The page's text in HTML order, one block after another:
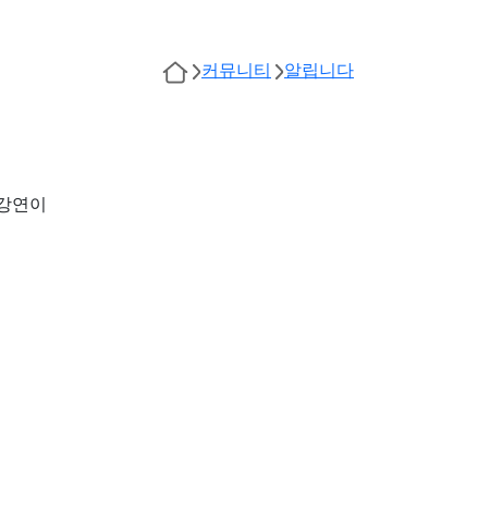
커뮤니티 알립니다
연이